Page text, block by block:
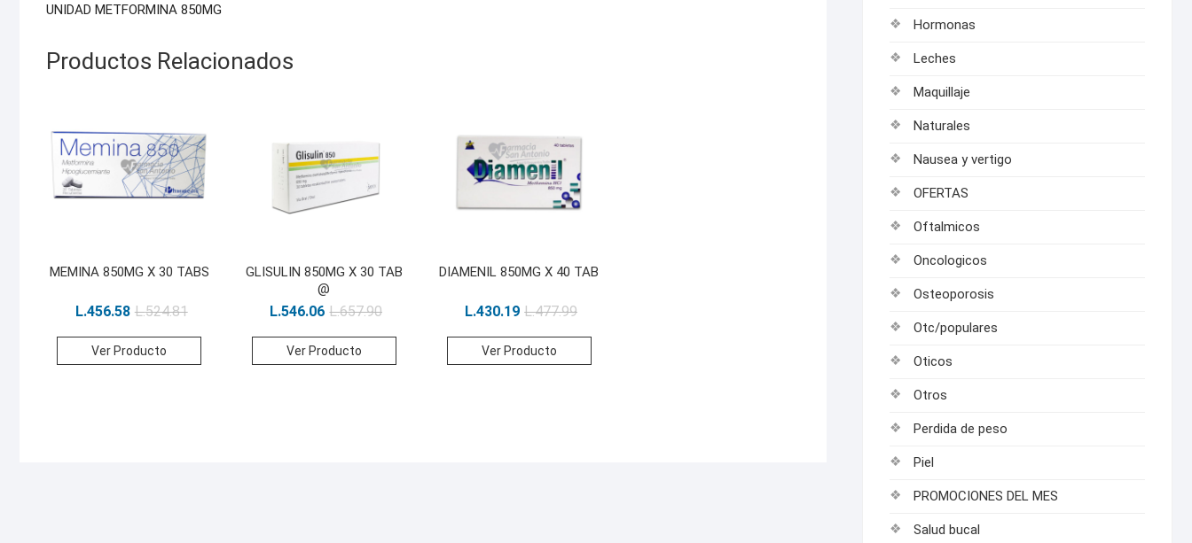
UNIDAD METFORMINA 850MG
Productos Relacionados
MEMINA 850MG X 30 TABS
L.524.81
L.456.58
Ver Producto
GLISULIN 850MG X 30 TAB
@
L.657.90
L.546.06
Ver Producto
DIAMENIL 850MG X 40 TAB
L.477.99
L.430.19
Ver Producto
Hormonas
Leches
Maquillaje
Naturales
Nausea y vertigo
OFERTAS
Oftalmicos
Oncologicos
Osteoporosis
Otc/populares
Oticos
Otros
Perdida de peso
Piel
PROMOCIONES DEL MES
Salud bucal